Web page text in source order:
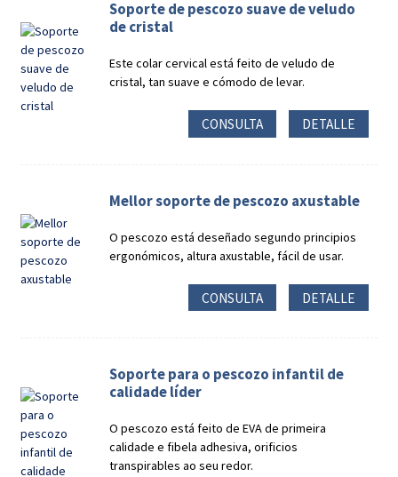
Soporte de pescozo suave de veludo
de cristal
Este colar cervical está feito de veludo de
cristal, tan suave e cómodo de levar.
CONSULTA DETALLE
Mellor soporte de pescozo axustable
O pescozo está deseñado segundo principios
ergonómicos, altura axustable, fácil de usar.
CONSULTA DETALLE
Soporte para o pescozo infantil de
calidade líder
O pescozo está feito de EVA de primeira
calidade e fibela adhesiva, orificios
transpirables ao seu redor.